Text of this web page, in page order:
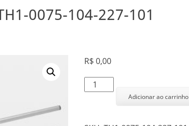
0075-104-227-101
R$0,00
Transdutor
Linear
Adicionar ao carrinho